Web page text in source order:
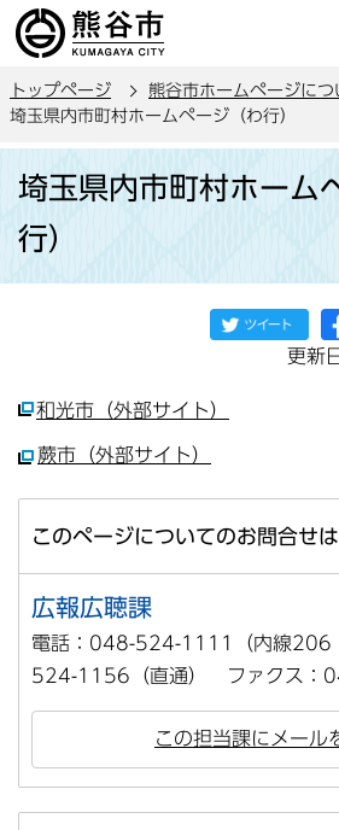
の
ー
す
トップページ 熊谷市ホームページにつ
埼玉県内市町村ホームページ（わ行）
か
埼玉県内市町村ホーム
行）
更新
和光市（外部サイト）
蕨市（外部サイト）
このページについてのお問合せは
広報広聴課
電話：048-524-1111（内線206
524-1156（直通） ファクス：
この担当課にメール